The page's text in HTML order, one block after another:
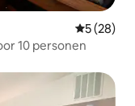
5 (28)
10 personen